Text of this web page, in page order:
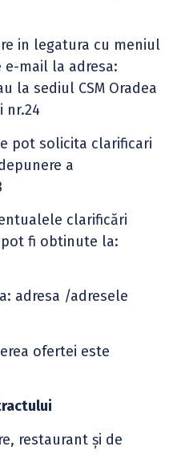
in legatura cu meniul
mail la adresa:
la sediul CSM Oradea
pot solicita clarificari
a
clarificări
fi obtinute la:
adresa /adresele
ofertei este
restaurant şi de